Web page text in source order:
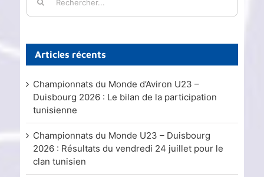
Articles récents
Championnats du Monde d’Aviron U23 –
Duisbourg 2026 : Le bilan de la participation
tunisienne
Championnats du Monde U23 – Duisbourg
2026 : Résultats du vendredi 24 juillet pour le
clan tunisien